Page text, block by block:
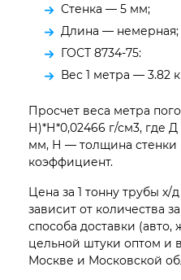
Стенка — 5 мм;
Длина — немерная;
ГОСТ 8734-75:
Вес 1 метра — 3.82
Просчет веса метра
Н)*Н*0,02466 г/см3, где
мм, Н — толщина стенки
коэффициент.
Цена за 1 тонну трубы х/
зависит от количества
способа доставки (авто,
цельной штуки оптом и
Москве и Московской